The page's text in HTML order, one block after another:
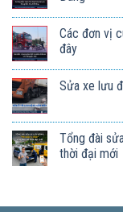
Các đơn vị
đây
Sửa xe lưu
Tổng đài
thời đại mới